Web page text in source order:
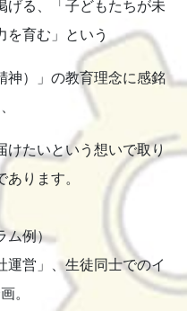
る、「子どもたちが未
を育む」という
神）」の教育理念に感銘
けたいという想いで取り
ります。
ム例）
営」、生徒同士でのイ
。